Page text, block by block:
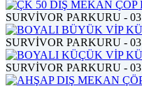
SURVİVOR PARKURU - 03
SURVİVOR PARKURU - 03
SURVİVOR PARKURU - 03